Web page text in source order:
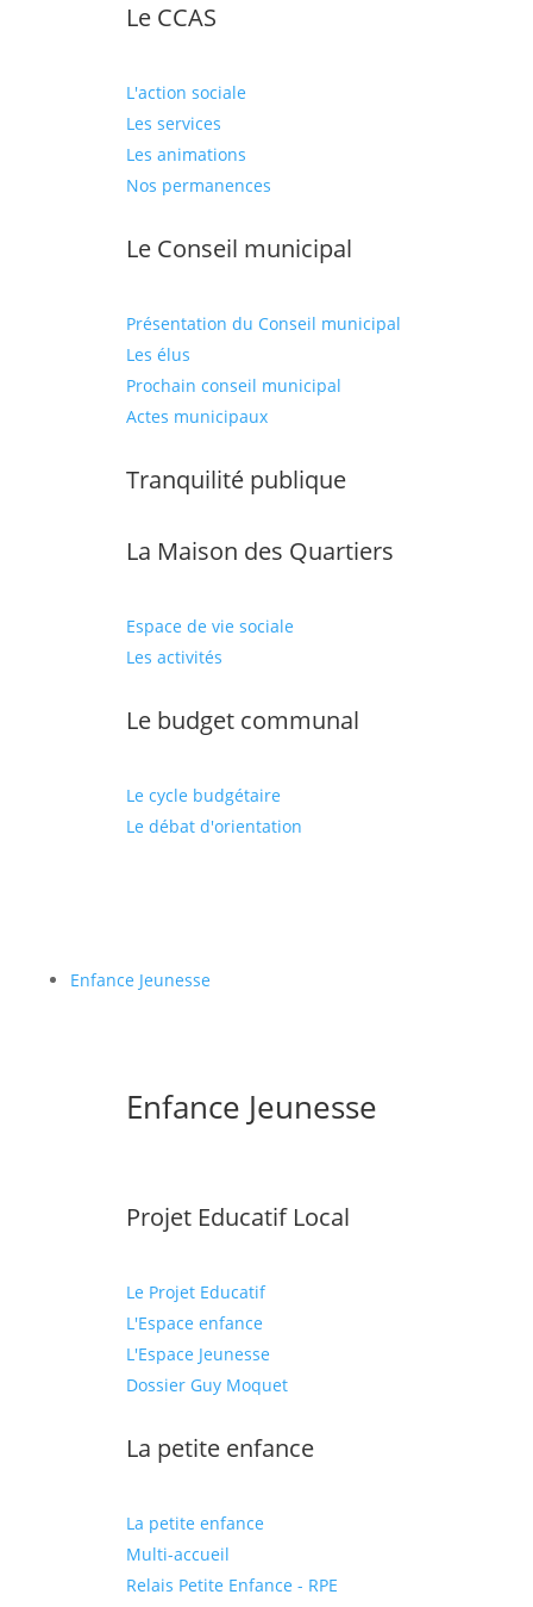
Le CCAS
L'action sociale
Les services
Les animations
Nos permanences
Le Conseil municipal
Présentation du Conseil municipal
Les élus
Prochain conseil municipal
Actes municipaux
Tranquilité publique
La Maison des Quartiers
Espace de vie sociale
Les activités
Le budget communal
Le cycle budgétaire
Le débat d'orientation
Enfance Jeunesse
Enfance Jeunesse
Projet Educatif Local
Le Projet Educatif
L'Espace enfance
L'Espace Jeunesse
Dossier Guy Moquet
La petite enfance
La petite enfance
Multi-accueil
Relais Petite Enfance - RPE